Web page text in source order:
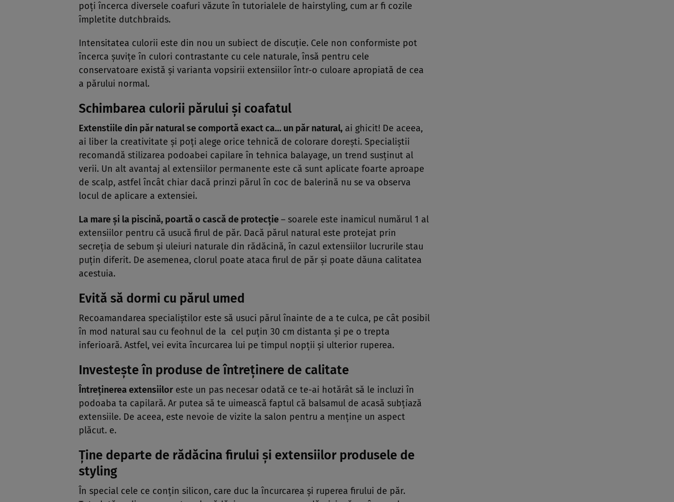
poţi încerca diversele coafuri văzute în tutorialele de hairstyling, cum ar fi cozile
împletite dutchbraids.
Intensitatea culorii este din nou un subiect de discuţie. Cele non conformiste pot
încerca şuviţe în culori contrastante cu cele naturale, însă pentru cele
conservatoare există şi varianta vopsirii extensiilor într-o culoare apropiată de cea
a părului normal.
Schimbarea culorii părului şi coafatul
Extenstiile din păr natural se comportă exact ca… un păr natural, ai ghicit! De aceea,
ai liber la creativitate şi poţi alege orice tehnică de colorare doreşti. Specialiştii
recomandă stilizarea podoabei capilare în tehnica balayage, un trend susţinut al
verii. Un alt avantaj al extensiilor permanente este că sunt aplicate foarte aproape
de scalp, astfel încât chiar dacă prinzi părul în coc de balerină nu se va observa
locul de aplicare a extensiei.
La mare şi la piscină, poartă o cască de protecţie– soarele este inamicul numărul 1 al
extensiilor pentru că usucă firul de păr. Dacă părul natural este protejat prin
secreţia de sebum şi uleiuri naturale din rădăcină, în cazul extensiilor lucrurile stau
puţin diferit. De asemenea, clorul poate ataca firul de păr şi poate dăuna calitatea
acestuia.
Evită să dormi cu părul umed
Recoamandarea specialiştilor este să usuci părul înainte de a te culca, pe cât posibil
în mod natural sau cu feohnul de la cel puţin 30 cm distanta şi pe o trepta
inferioară. Astfel, vei evita încurcarea lui pe timpul nopţii şi ulterior ruperea.
Investeşte în produse de întreţinere de calitate
Întreţinerea extensiilor este un pas necesar odată ce te-ai hotărât să le incluzi în
podoaba ta capilară. Ar putea să te uimească faptul că balsamul de acasă subţiază
extensiile. De aceea, este nevoie de vizite la salon pentru a menţine un aspect
plăcut. e.
Ţine departe de rădăcina firului şi extensiilor produsele de
styling
În special cele ce conţin silicon, care duc la încurcarea şi ruperea firului de păr.